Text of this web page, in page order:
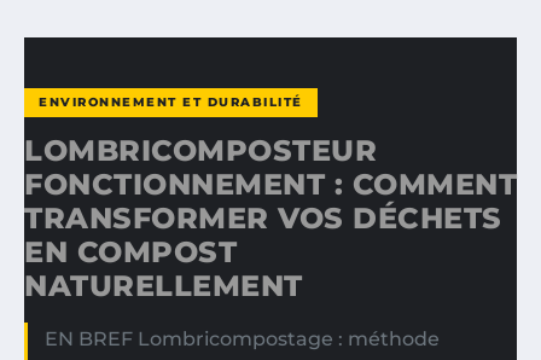
ENVIRONNEMENT ET DURABILITÉ
LOMBRICOMPOSTEUR
FONCTIONNEMENT : COMMENT
TRANSFORMER VOS DÉCHETS
EN COMPOST
NATURELLEMENT
EN BREF Lombricompostage : méthode